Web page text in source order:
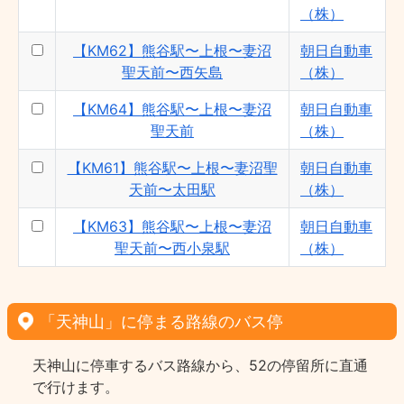
（株）
【KM62】熊谷駅〜上根〜妻沼
聖天前〜西矢島
朝日自動車
（株）
【KM64】熊谷駅〜上根〜妻沼
聖天前
朝日自動車
（株）
【KM61】熊谷駅〜上根〜妻沼聖
天前〜太田駅
朝日自動車
（株）
【KM63】熊谷駅〜上根〜妻沼
聖天前〜西小泉駅
朝日自動車
（株）
「天神山」に停まる路線のバス停
天神山に停車するバス路線から、52の停留所に直通
で行けます。